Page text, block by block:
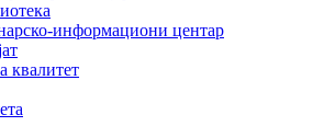
информациони центар
квалитет